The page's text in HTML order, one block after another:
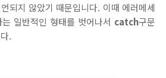
되지 않았기 때문입니다. 이때 에러메세
일반적인 형태를 벗어나서 catch구문
.